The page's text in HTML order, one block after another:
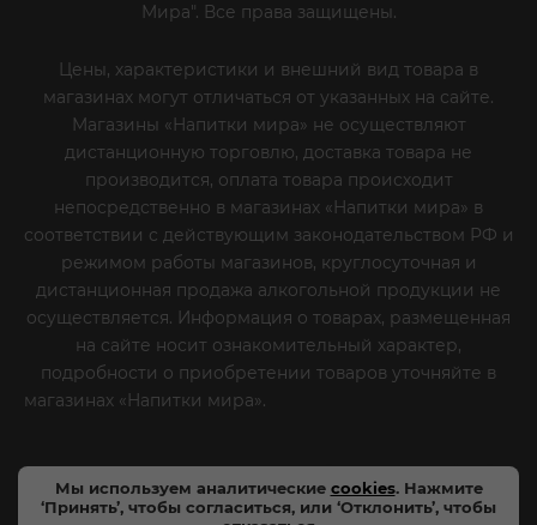
Мы используем аналитические cookies. Нажмите
‘Принять’, чтобы согласиться, или ‘Отклонить’, чтобы
Мира". Все права защищены.
Цены, характеристики и внешний вид товара в
магазинах могут отличаться от указанных на сайте.
Магазины «Напитки мира» не осуществляют
дистанционную торговлю, доставка товара не
производится, оплата товара происходит
непосредственно в магазинах «Напитки мира» в
соответствии с действующим законодательством РФ и
режимом работы магазинов, круглосуточная и
дистанционная продажа алкогольной продукции не
осуществляется. Информация о товарах, размещенная
на сайте носит ознакомительный характер,
подробности о приобретении товаров уточняйте в
магазинах «Напитки мира».